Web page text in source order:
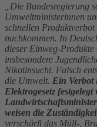
„Die Bundesregierung
Umweltministerinnen
schnellen
nachkommen. In
dieser Einweg-
insbesondere
Nikotinsucht. Falsch
die Umwelt. Ein Verbot
Elektrogesetz
weisen die
verschärft das Müll-,